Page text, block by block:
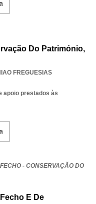
Do Património,
FREGUESIAS
apoio prestados às
- CONSERVAÇÃO DO
E De